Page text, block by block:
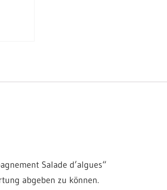
Salade d’algues“
abgeben zu können.